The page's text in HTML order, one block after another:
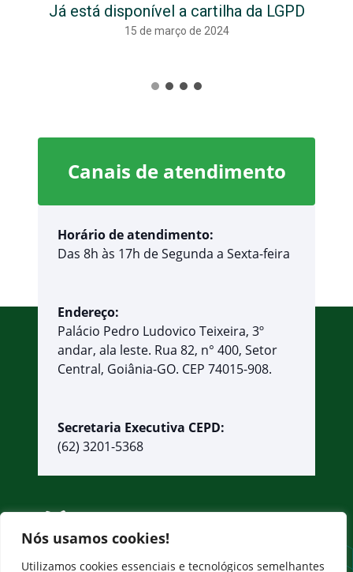
Nós usamos cookies!
Utilizamos cookies essenciais e tecnológicos semelhantes
Já está disponível a cartilha da LGPD
15 de março de 2024
Canais de atendimento
Horário de atendimento:
Das 8h às 17h de Segunda a Sexta-feira
Endereço:
Palácio Pedro Ludovico Teixeira, 3º
andar, ala leste. Rua 82, n° 400, Setor
Central, Goiânia-GO. CEP 74015-908.
Secretaria Executiva CEPD:
(62) 3201-5368